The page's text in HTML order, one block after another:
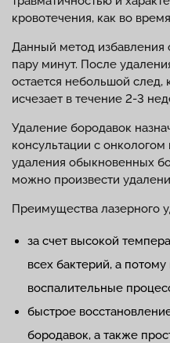
кровотечения, как во
Данный метод избавления
пару минут. После
остается небольшой след,
исчезает в течение 2-3
Удаление бородавок
консультации с
удаления обыкновенных
можно произвести
Преимущества лазерного
за счет высокой
всех бактерий, а
воспалительные
быстрое
бородавок, а также